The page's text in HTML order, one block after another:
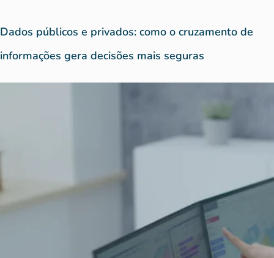
Dados públicos e privados: como o cruzamento de
informações gera decisões mais seguras